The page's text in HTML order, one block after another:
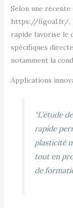
Selon une
https://figoal.fr/,
rapide favorise le
spécifiques
notamment la
Applications
“L’étude
rapide
plasticité
tout en
de